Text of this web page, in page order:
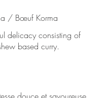
/ Bœuf Korma
delicacy consisting of
based curry.